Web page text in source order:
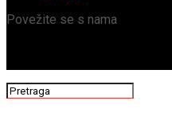
Povežite se s nama